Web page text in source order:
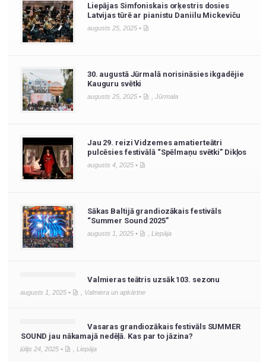
Liepājas Simfoniskais orķestris dosies
Latvijas tūrē ar pianistu Daniilu Mickeviču
augusts 25, 2025 •
30. augustā Jūrmalā norisināsies ikgadējie
Kauguru svētki
augusts 25, 2025 • Jūrmala
Jau 29. reizi Vidzemes amatierteātri
pulcēsies festivālā “Spēlmaņu svētki” Dikļos
augusts 4, 2025 •
Sākas Baltijā grandiozākais festivāls
“Summer Sound 2025”
augusts 1, 2025 • Liepāja
Valmieras teātris uzsāk 103. sezonu
augusts 1, 2025 • Valmiera un apkārtne
Vasaras grandiozākais festivāls SUMMER
SOUND jau nākamajā nedēļā. Kas par to jāzina?
jūlijs 24, 2025 • Liepāja